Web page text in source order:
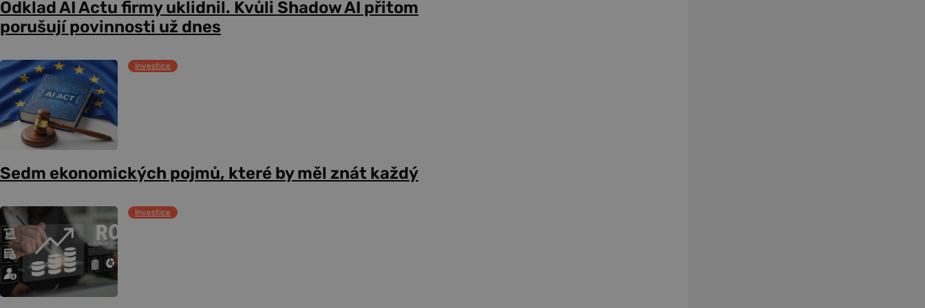
Odklad AI Actu firmy uklidnil. Kvůli Shadow AI přitom
porušují povinnosti už dnes
Investice
Sedm ekonomických pojmů, které by měl znát každý
Investice